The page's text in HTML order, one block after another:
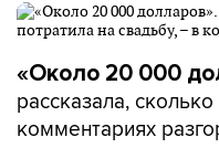
«Около 20 000
рассказала,
комментариях